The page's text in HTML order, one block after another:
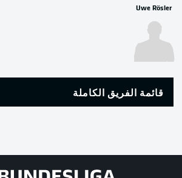
Uwe Rösler
قائمة الفريق الكاملة